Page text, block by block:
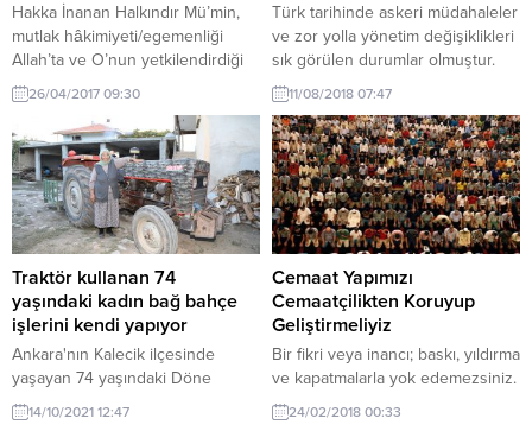
Hakka İnanan Halkındır Mü’min,
mutlak hâkimiyeti/egemenliği
Allah’ta ve O’nun yetkilendirdiği
Hz.Peygamberde; kayıtlı ve şartlı
hakimiyeti de İslâmî kurallar ve
değer yargılarına imanlı ve bağlı
seçilmiş halk temsilcilerinde
gören insandır. Varlıkları yaratan,
yaratmakta olan, engin bir ahenk
içinde yaşatan, maziyi, hali,
geleceği tüm ayrıntılarıyla iyice
bilen, istediğini dilediği...
26/04/2017 09:30
Türk tarihinde askeri müdahaleler
ve zor yolla yönetim değişiklikleri
sık görülen durumlar olmuştur.
Türk darbeler tarihi kuşkusuz
uzun bir tarih ve geniş bir
coğrafyadadır. Özellikle de
askerliğin Avrasya’daki atlı
Türklerin toplumsal bir mesleği
olduğu, saraylarda hükümdarların
iktidarlarını sık sık profesyonel
Türk özel kuvvetlere dayandırdığı,
bu kuvvetlerin zaman zaman
yönetimi ele...
11/08/2018 07:47
Traktör kullanan 74
yaşındaki kadın bağ bahçe
işlerini kendi yapıyor
Ankara'nın Kalecik ilçesinde
yaşayan 74 yaşındaki Döne
Coşkun, eşinin 18 yıl önce
14/10/2021 12:47
Cemaat Yapımızı
Cemaatçilikten Koruyup
Geliştirmeliyiz
Bir fikri veya inancı; baskı, yıldırma
ve kapatmalarla yok edemezsiniz.
Cumhuriyetin ilk yıllarından beri
24/02/2018 00:33